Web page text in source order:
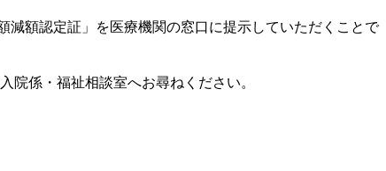
額認定証」を医療機関の窓口に提示していただくことで
係・福祉相談室へお尋ねください。